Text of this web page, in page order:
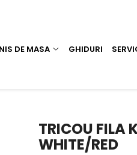
DE MASA GHIDURI
TRICOU FILA
WHITE/RED